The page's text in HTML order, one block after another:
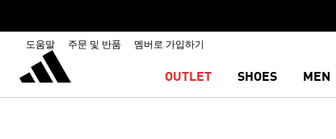
도움말 주문 및 반품 멤버로 가입하기
OUTLET SHOES MEN